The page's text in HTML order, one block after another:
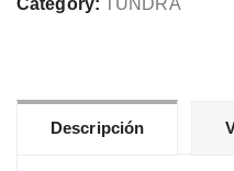
Category: TUNDRA
Descripción